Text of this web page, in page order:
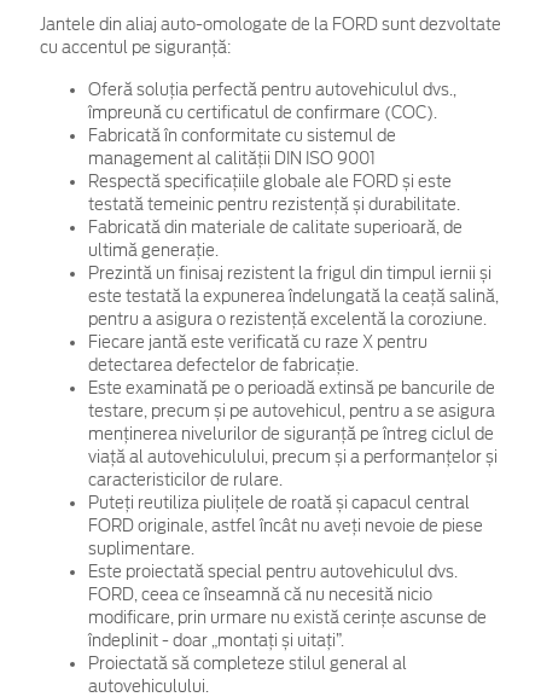
Jantele din aliaj auto-omologate de la FORD sunt dezvoltate
cu accentul pe siguranță:
Oferă soluția perfectă pentru autovehiculul dvs.,
împreună cu certificatul de confirmare (COC).
Fabricată în conformitate cu sistemul de
management al calității DIN ISO 9001
Respectă specificațiile globale ale FORD și este
testată temeinic pentru rezistență și durabilitate.
Fabricată din materiale de calitate superioară, de
ultimă generație.
Prezintă un finisaj rezistent la frigul din timpul iernii și
este testată la expunerea îndelungată la ceață salină,
pentru a asigura o rezistență excelentă la coroziune.
Fiecare jantă este verificată cu raze X pentru
detectarea defectelor de fabricație.
Este examinată pe o perioadă extinsă pe bancurile de
testare, precum și pe autovehicul, pentru a se asigura
menținerea nivelurilor de siguranță pe întreg ciclul de
viață al autovehiculului, precum și a performanțelor și
caracteristicilor de rulare.
Puteți reutiliza piulițele de roată și capacul central
FORD originale, astfel încât nu aveți nevoie de piese
suplimentare.
Este proiectată special pentru autovehiculul dvs.
FORD, ceea ce înseamnă că nu necesită nicio
modificare, prin urmare nu există cerințe ascunse de
îndeplinit - doar „montați și uitați”.
Proiectată să completeze stilul general al
autovehiculului.